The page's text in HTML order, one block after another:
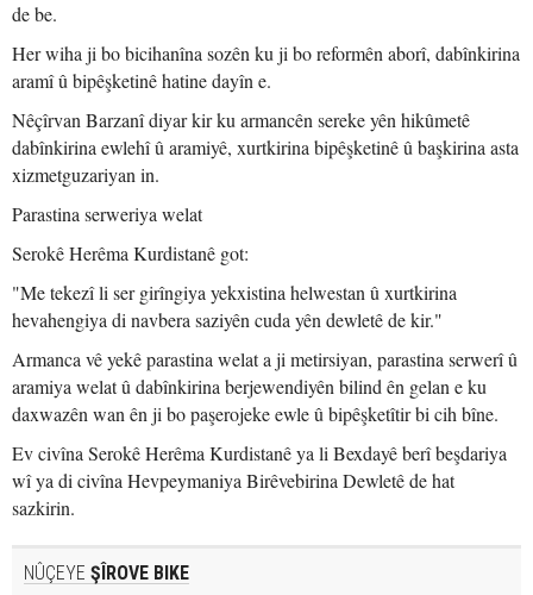
de be.
Her wiha ji bo bicihanîna sozên ku ji bo reformên aborî, dabînkirina
aramî û bipêşketinê hatine dayîn e.
Nêçîrvan Barzanî diyar kir ku armancên sereke yên hikûmetê
dabînkirina ewlehî û aramiyê, xurtkirina bipêşketinê û başkirina asta
xizmetguzariyan in.
Parastina serweriya welat
Serokê Herêma Kurdistanê got:
"Me tekezî li ser girîngiya yekxistina helwestan û xurtkirina
hevahengiya di navbera saziyên cuda yên dewletê de kir."
Armanca vê yekê parastina welat a ji metirsiyan, parastina serwerî û
aramiya welat û dabînkirina berjewendiyên bilind ên gelan e ku
daxwazên wan ên ji bo paşerojeke ewle û bipêşketîtir bi cih bîne.
Ev civîna Serokê Herêma Kurdistanê ya li Bexdayê berî beşdariya
wî ya di civîna Hevpeymaniya Birêvebirina Dewletê de hat
sazkirin.
NÛÇEYE ŞÎROVE BIKE